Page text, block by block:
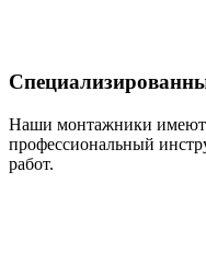
Наши монтажники имеют
профессиональный
работ.